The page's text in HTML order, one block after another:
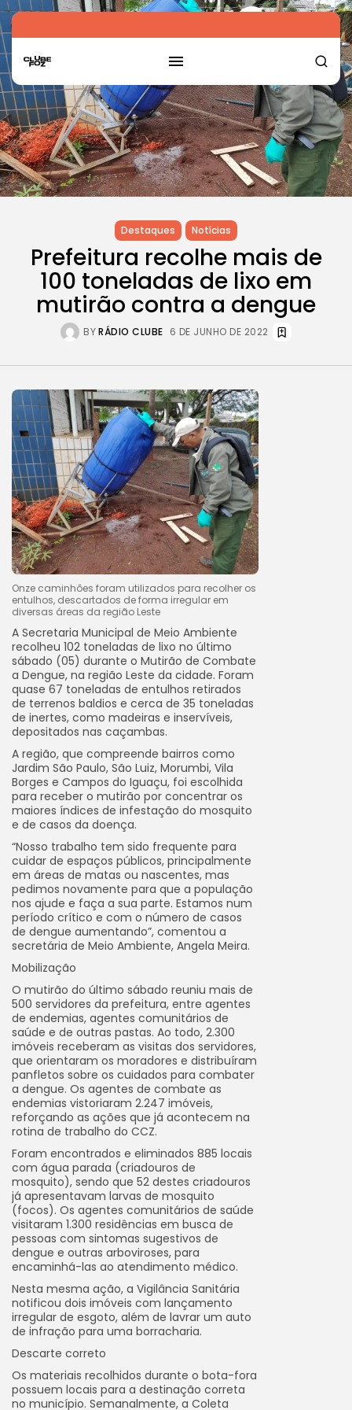
Destaques Notícias
Prefeitura recolhe mais de
100 toneladas de lixo em
mutirão contra a dengue
BYRÁDIO CLUBE 6 DE JUNHO DE 2022
Onze caminhões foram utilizados para recolher os
entulhos, descartados de forma irregular em
diversas áreas da região Leste
A Secretaria Municipal de Meio Ambiente
recolheu 102 toneladas de lixo no último
sábado (05) durante o Mutirão de Combate
a Dengue, na região Leste da cidade. Foram
quase 67 toneladas de entulhos retirados
de terrenos baldios e cerca de 35 toneladas
de inertes, como madeiras e inservíveis,
depositados nas caçambas.
A região, que compreende bairros como
Jardim São Paulo, São Luiz, Morumbi, Vila
Borges e Campos do Iguaçu, foi escolhida
para receber o mutirão por concentrar os
maiores índices de infestação do mosquito
e de casos da doença.
“Nosso trabalho tem sido frequente para
cuidar de espaços públicos, principalmente
em áreas de matas ou nascentes, mas
pedimos novamente para que a população
nos ajude e faça a sua parte. Estamos num
período crítico e com o número de casos
de dengue aumentando”, comentou a
secretária de Meio Ambiente, Angela Meira.
Mobilização
O mutirão do último sábado reuniu mais de
500 servidores da prefeitura, entre agentes
de endemias, agentes comunitários de
saúde e de outras pastas. Ao todo, 2.300
imóveis receberam as visitas dos servidores,
que orientaram os moradores e distribuíram
panfletos sobre os cuidados para combater
a dengue. Os agentes de combate as
endemias vistoriaram 2.247 imóveis,
reforçando as ações que já acontecem na
rotina de trabalho do CCZ.
Foram encontrados e eliminados 885 locais
com água parada (criadouros de
mosquito), sendo que 52 destes criadouros
já apresentavam larvas de mosquito
(focos). Os agentes comunitários de saúde
visitaram 1.300 residências em busca de
pessoas com sintomas sugestivos de
dengue e outras arboviroses, para
encaminhá-las ao atendimento médico.
Nesta mesma ação, a Vigilância Sanitária
notificou dois imóveis com lançamento
irregular de esgoto, além de lavrar um auto
de infração para uma borracharia.
Descarte correto
Os materiais recolhidos durante o bota-fora
possuem locais para a destinação correta
no município. Semanalmente, a Coleta